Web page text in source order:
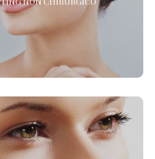
di lifting del viso, la riduzione
rassodamento del corpo. *
RIGENERA™